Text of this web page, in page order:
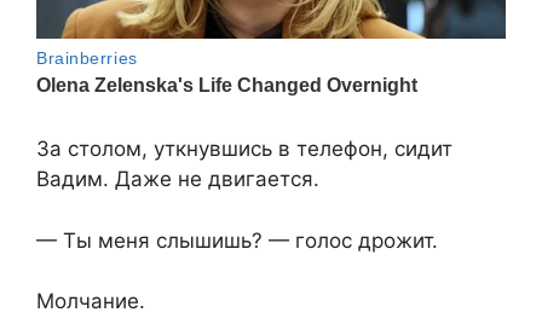
За столом, уткнувшись в телефон, сидит
Вадим. Даже не двигается.
— Ты меня слышишь? — голос дрожит.
Молчание.